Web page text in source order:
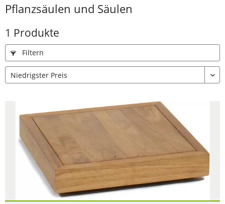
Pflanzsäulen und Säulen
1 Produkte
Filtern